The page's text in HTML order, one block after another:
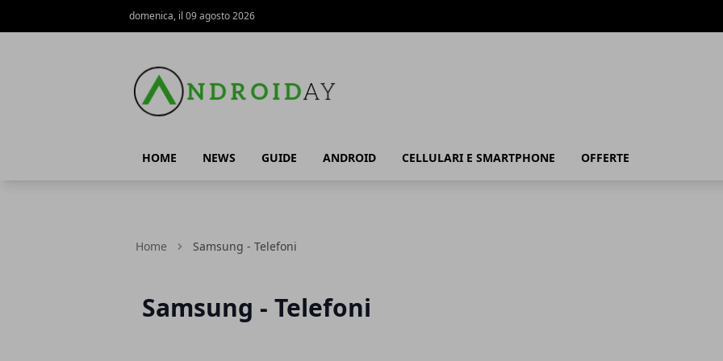
domenica, il 09 agosto 2026
HOME NEWS GUIDE ANDROID CELLULARI E SMARTPHONE OFFERTE
Home Samsung - Telefoni
Samsung - Telefoni